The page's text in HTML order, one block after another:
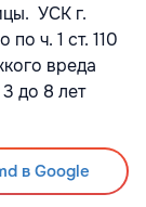
УСК г.
ч. 1 ст. 110
вреда
до 8 лет
в Google